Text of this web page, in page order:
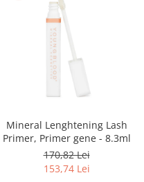
Mineral Lenghtening Lash
Primer, Primer gene - 8.3ml
170,82 Lei
153,74 Lei